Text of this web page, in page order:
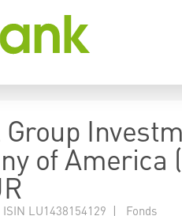
of America
LU1438154129 | Fonds